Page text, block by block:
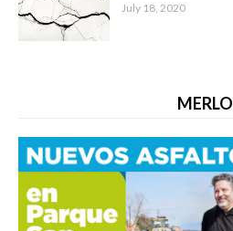
July 18, 2020
MERLO